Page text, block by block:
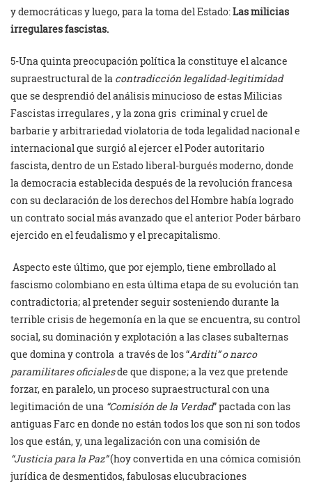
y democráticas y luego, para la toma del Estado:Las milicias
irregulares fascistas.
5-Una quinta preocupación política la constituye el alcance
supraestructural de la contradicción legalidad-legitimidad
que se desprendió del análisis minucioso de estas Milicias
Fascistas irregulares , y la zona gris criminal y cruel de
barbarie y arbitrariedad violatoria de toda legalidad nacional e
internacional que surgió al ejercer el Poder autoritario
fascista, dentro de un Estado liberal-burgués moderno, donde
la democracia establecida después de la revolución francesa
con su declaración de los derechos del Hombre había logrado
un contrato social más avanzado que el anterior Poder bárbaro
ejercido en el feudalismo y el precapitalismo.
Aspecto este último, que por ejemplo, tiene embrollado al
fascismo colombiano en esta última etapa de su evolución tan
contradictoria; al pretender seguir sosteniendo durante la
terrible crisis de hegemonía en la que se encuentra, su control
social, su dominación y explotación a las clases subalternas
que domina y controla a través de los “Arditi” o narco
paramilitares oficialesde que dispone; a la vez que pretende
forzar, en paralelo, un proceso supraestructural con una
legitimación de una “Comisión de la Verdad” pactada con las
antiguas Farc en donde no están todos los que son ni son todos
los que están, y, una legalización con una comisión de
“Justicia para la Paz”(hoy convertida en una cómica comisión
jurídica de desmentidos, fabulosas elucubraciones